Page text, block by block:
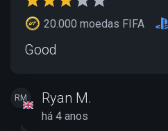
20.000 moedas FIFA
Good
RM Ryan M.
há 4 anos